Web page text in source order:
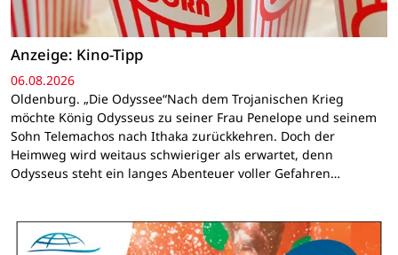
Anzeige: Kino-Tipp
06.08.2026
Oldenburg. „Die Odyssee“Nach dem Trojanischen Krieg
möchte König Odysseus zu seiner Frau Penelope und seinem
Sohn Telemachos nach Ithaka zurückkehren. Doch der
Heimweg wird weitaus schwieriger als erwartet, denn
Odysseus steht ein langes Abenteuer voller Gefahren…